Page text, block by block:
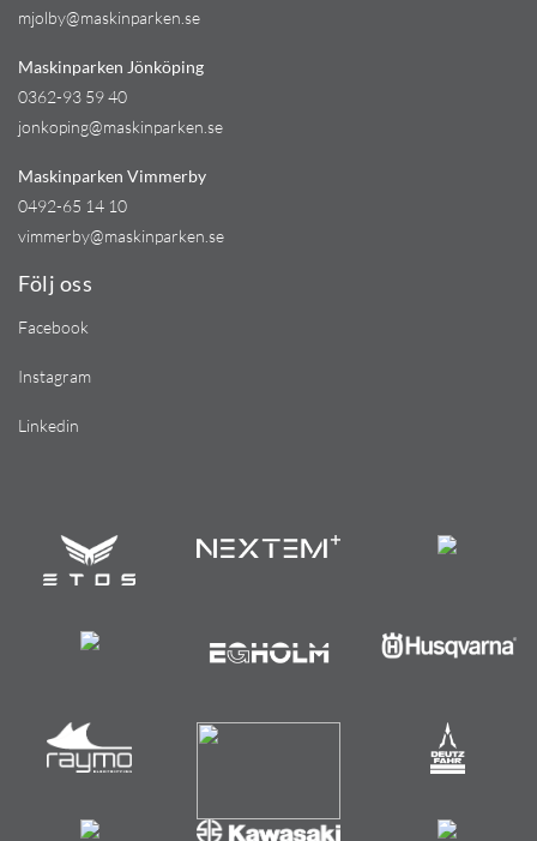
mjolby@maskinparken.se
Maskinparken Jönköping
0362-93 59 40
jonkoping@maskinparken.se
Maskinparken Vimmerby
0492-65 14 10
vimmerby@maskinparken.se
Följ oss
Facebook
Instagram
Linkedin